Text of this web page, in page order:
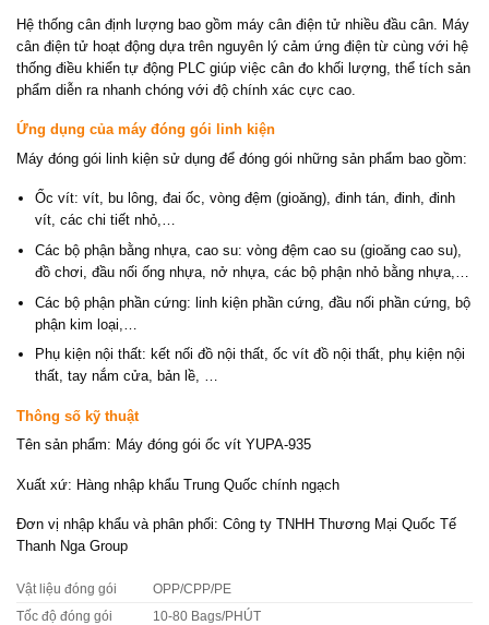
Hệ thống cân định lượng bao gồm máy cân điện tử nhiều đầu cân. Máy
cân điện tử hoạt động dựa trên nguyên lý cảm ứng điện từ cùng với hệ
thống điều khiển tự động PLC giúp việc cân đo khối lượng, thể tích sản
phẩm diễn ra nhanh chóng với độ chính xác cực cao.
Ứng dụng của máy đóng gói linh kiện
Máy đóng gói linh kiện sử dụng để đóng gói những sản phẩm bao gồm:
Ốc vít: vít, bu lông, đai ốc, vòng đệm (gioăng), đinh tán, đinh, đinh
vít, các chi tiết nhỏ,…
Các bộ phận bằng nhựa, cao su: vòng đệm cao su (gioăng cao su),
đồ chơi, đầu nối ống nhựa, nở nhựa, các bộ phận nhỏ bằng nhựa,…
Các bộ phận phần cứng: linh kiện phần cứng, đầu nối phần cứng, bộ
phận kim loại,…
Phụ kiện nội thất: kết nối đồ nội thất, ốc vít đồ nội thất, phụ kiện nội
thất, tay nắm cửa, bản lề, …
Thông số kỹ thuật
Tên sản phẩm: Máy đóng gói ốc vít YUPA-935
Xuất xứ: Hàng nhập khẩu Trung Quốc chính ngạch
Đơn vị nhập khẩu và phân phối: Công ty TNHH Thương Mại Quốc Tế
Thanh Nga Group
Vật liệu đóng gói OPP/CPP/PE
Tốc độ đóng gói 10-80 Bags/PHÚT